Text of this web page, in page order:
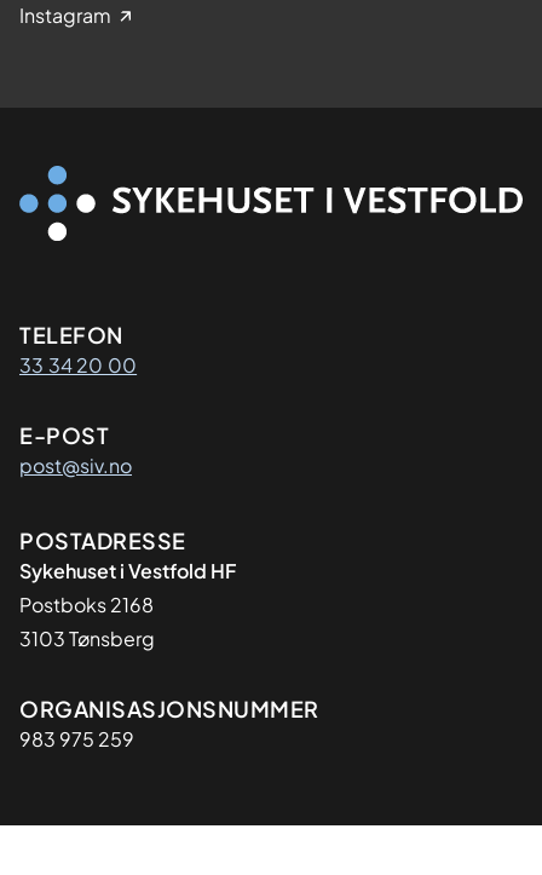
Instagram
Kontaktinformasjon
TELEFON
33 34 20 00
E-POST
post@siv.no
Adresse
POSTADRESSE
Sykehuset i Vestfold HF
Postboks 2168
3103 Tønsberg
Organisasjon
ORGANISASJONSNUMMER
983 975 259